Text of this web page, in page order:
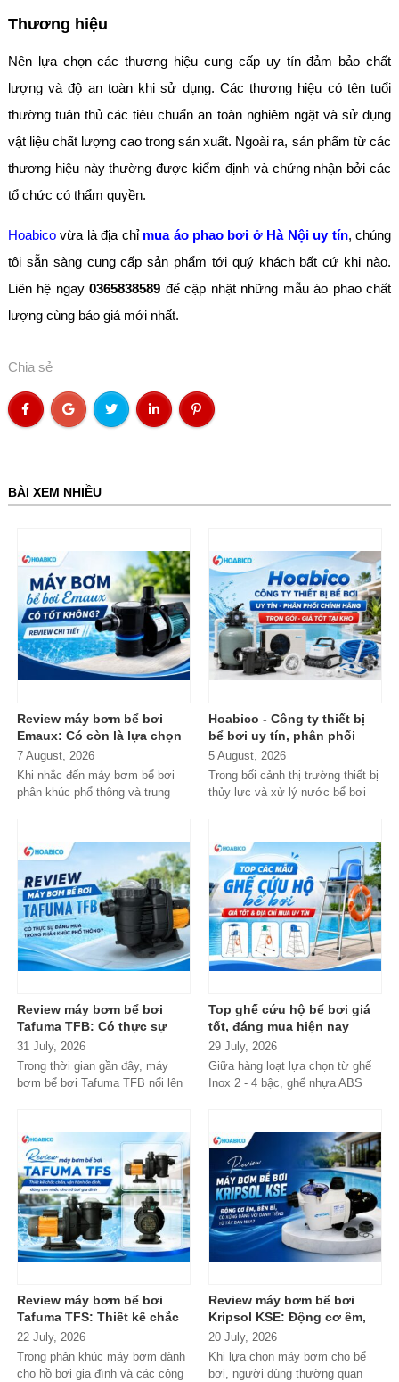
Thương hiệu
Nên lựa chọn các thương hiệu cung cấp uy tín đảm bảo chất
lượng và độ an toàn khi sử dụng. Các thương hiệu có tên tuổi
thường tuân thủ các tiêu chuẩn an toàn nghiêm ngặt và sử dụng
vật liệu chất lượng cao trong sản xuất. Ngoài ra, sản phẩm từ các
thương hiệu này thường được kiểm định và chứng nhận bởi các
tổ chức có thẩm quyền.
Hoabicovừa là địa chỉ mua áo phao bơi ở Hà Nội uy tín, chúng
tôi sẵn sàng cung cấp sản phẩm tới quý khách bất cứ khi nào.
Liên hệ ngay0365838589 để cập nhật những mẫu áo phao chất
lượng cùng báo giá mới nhất.
Chia sẻ
BÀI XEM NHIỀU
Review máy bơm bể bơi
Emaux: Có còn là lựa chọn
đáng mua?
7 August, 2026
Khi nhắc đến máy bơm bể bơi
phân khúc phổ thông và trung
Hoabico - Công ty thiết bị
bể bơi uy tín, phân phối
chính hãng toàn quốc
5 August, 2026
Trong bối cảnh thị trường thiết bị
thủy lực và xử lý nước bể bơi
Review máy bơm bể bơi
Tafuma TFB: Có thực sự
đáng mua trong phân khúc
phổ thông?
31 July, 2026
Trong thời gian gần đây, máy
bơm bể bơi Tafuma TFB nổi lên
Top ghế cứu hộ bể bơi giá
tốt, đáng mua hiện nay
29 July, 2026
Giữa hàng loạt lựa chọn từ ghế
Inox 2 - 4 bậc, ghế nhựa ABS
Review máy bơm bể bơi
Tafuma TFS: Thiết kế chắc
chắn, vận hành ổn định,
đáng cân nhắc cho hồ bơi
gia đình
22 July, 2026
Trong phân khúc máy bơm dành
cho hồ bơi gia đình và các công
Review máy bơm bể bơi
Kripsol KSE: Động cơ êm,
bền bỉ, có xứng đáng với
danh tiếng từ Tây Ban Nha?
20 July, 2026
Khi lựa chọn máy bơm cho bể
bơi, người dùng thường quan